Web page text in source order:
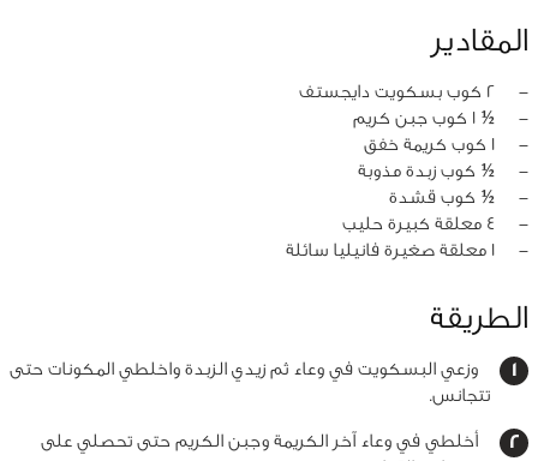
المقادير
‏-
2 كوب بسكويت دايجستف
‏-
½ 1 كوب جبن كريم
‏-
1 كوب كريمة خفق
‏-
½ كوب زبدة مذوبة
‏-
½ كوب قشدة
‏-
4 معلقة كبيرة حليب
‏-
1 معلقة صغيرة فانيليا سائلة
الطريقة
وزعي البسكويت في وعاء ثم زيدي الزبدة واخلطي المكونات حتى
تتجانس.
أخلطي في وعاء آخر الكريمة وجبن الكريم حتى تحصلي على